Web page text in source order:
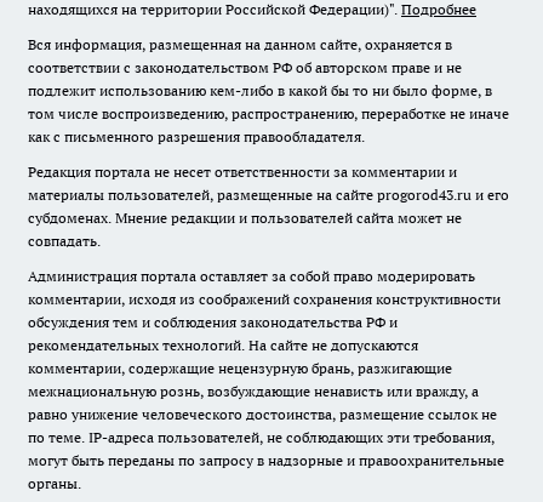
находящихся на территории Российской Федерации)". Подробнее
Вся информация, размещенная на данном сайте, охраняется в
соответствии с законодательством РФ об авторском праве и не
подлежит использованию кем-либо в какой бы то ни было форме, в
том числе воспроизведению, распространению, переработке не иначе
как с письменного разрешения правообладателя.
Редакция портала не несет ответственности за комментарии и
материалы пользователей, размещенные на сайте progorod43.ru и его
субдоменах. Мнение редакции и пользователей сайта может не
совпадать.
Администрация портала оставляет за собой право модерировать
комментарии, исходя из соображений сохранения конструктивности
обсуждения тем и соблюдения законодательства РФ и
рекомендательных технологий. На сайте не допускаются
комментарии, содержащие нецензурную брань, разжигающие
межнациональную рознь, возбуждающие ненависть или вражду, а
равно унижение человеческого достоинства, размещение ссылок не
по теме. IP-адреса пользователей, не соблюдающих эти требования,
могут быть переданы по запросу в надзорные и правоохранительные
органы.